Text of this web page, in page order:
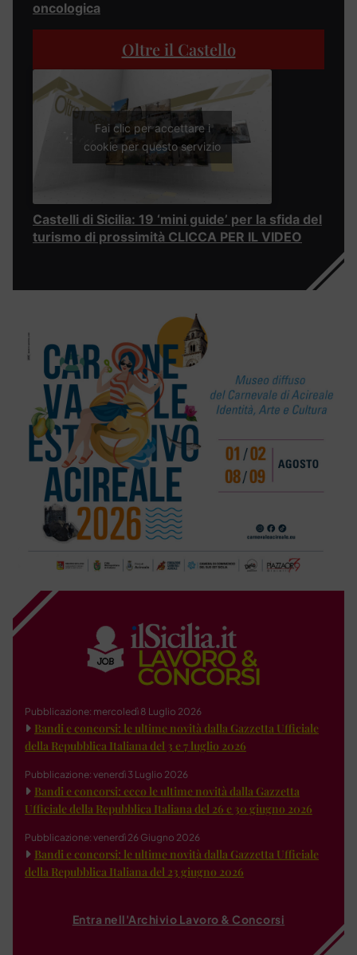
oncologica
Oltre il Castello
Fai clic per accettare i
cookie per questo servizio
Castelli di Sicilia: 19 ‘mini guide’ per la sfida del
turismo di prossimità CLICCA PER IL VIDEO
Pubblicazione: mercoledì 8 Luglio 2026
Bandi e concorsi: le ultime novità dalla Gazzetta Ufficiale
della Repubblica Italiana del 3 e 7 luglio 2026
Pubblicazione: venerdì 3 Luglio 2026
Bandi e concorsi: ecco le ultime novità dalla Gazzetta
Ufficiale della Repubblica Italiana del 26 e 30 giugno 2026
Pubblicazione: venerdì 26 Giugno 2026
Bandi e concorsi: le ultime novità dalla Gazzetta Ufficiale
della Repubblica Italiana del 23 giugno 2026
Entra nell'Archivio Lavoro & Concorsi